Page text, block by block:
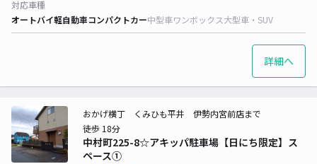
対応車種
オートバイ軽自動車コンパクトカー中型車ワンボックス大型車・SUV
詳細へ
中村町225-8☆アキッパ駐車場【日にち限定】ス
ペース①
おかげ横丁 くみひも平井 伊勢内宮前店まで
徒歩 18分